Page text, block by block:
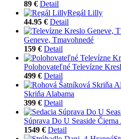
89 € Detail
Regál Lilly
44.95 € Detail
Geneve, Tmavohnedé
159 € Detail
Polohovateľné Televízne
499 € Detail
Skriňa Alabama
399 € Detail
Súprava Do U Seaside Čierna
1549 € Detail